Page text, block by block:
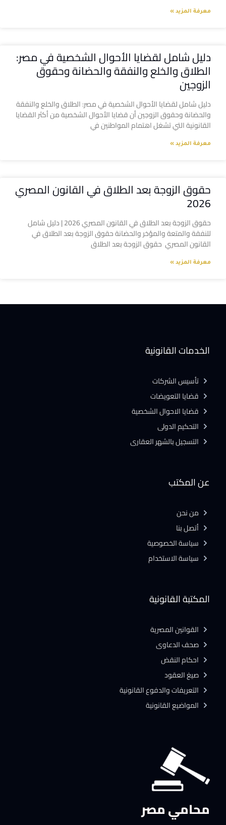
معرفة المزيد »
دليل شامل لقضايا الأحوال الشخصية في مصر:
الطلاق والخلع والنفقة والحضانة وحقوق
الزوجين
دليل شامل لقضايا الأحوال الشخصية في مصر: الطلاق والخلع والنفقة
والحضانة وحقوق الزوجين أن قضايا الأحوال الشخصية من أكثر القضايا
القانونية التي تشغل اهتمام المواطنين في
معرفة المزيد »
حقوق الزوجة بعد الطلاق في القانون المصري
2026
حقوق الزوجة بعد الطلاق في القانون المصري 2026 | دليل شامل
للنفقة والمتعة والمؤخر والحضانة حقوق الزوجة بعد الطلاق في
القانون المصري حقوق الزوجة بعد الطلاق
معرفة المزيد »
محامي مصر
المكتبة القانونية
القوانين المصرية
صحف الدعاوى
احكام النقض
صيغ العقود
التعريفات والدفوع القانونية
المواضيع القانونية
عن المكتب
من نحن
أتصل بنا
سياسة الخصوصية
سياسة الاستخدام
الخدمات القانونية
تأسيس الشركات
قضايا التعويضات
قضايا الاحوال الشخصية
التحكيم الدولى
التسجيل بالشهر العقارى